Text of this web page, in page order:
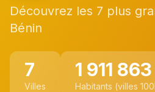
Découvrez les 7 plus
Bénin
7
Villes
1 911 863
Habitants (villes